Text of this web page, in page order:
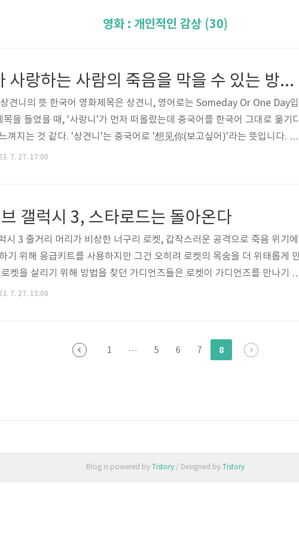
영화 : 개인적인 감상 (30)
상견니, 내가 사랑하는 사람의 죽음을 막을 수 있는 방법은?
견니의 뜻 한국어 영화제목은 상견니, 영어로는 Someday Or One Day입
을 들었을 때, '사랑니'가 먼저 떠올랐는데 중국어를 한국어 그대로 옮기
껴지는 것 같다. '상견니'는 중국어로 '想见你(보고싶어)'라는 뜻입니다. 원
동생의 추천으로 시작했다가 매일 늦게 잠든 기억이 있습니다. 영화 개봉
슷하..
7. 27. 17:00
갤럭시 3, 스타로드는 돌아온다
시 3 줄거리 머리가 비상한 너구리 로켓, 갑작스러운 공격으로 죽음 위기에
기 위해 응급키트를 사용하지만 그건 오히려 로켓의 목숨을 더 위태롭게
켓을 살리기 위해 방법을 찾던 가디언즈들은 로켓이 가디언즈를 만나기
되었다는 것을 알게 됩니다. 가오갤 3에는 로켓의 과거에 대해 자연스럽게
라는 가모라에게 도움을 요청합니다. 마블 이전 시리즈에서 가모라는 죽게
가모라가 함께 하는 것입..
7. 27. 15:00
1 ··· 5 6 7 8
Blog is powered by Tistory/ Designed by Tistory